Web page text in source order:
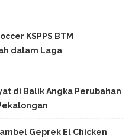
KSPPS BTM
dalam Laga
di Balik Angka Perubahan
Geprek El Chicken